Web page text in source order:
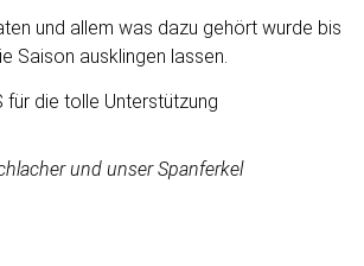
und allem was dazu gehört wurde bis
Saison ausklingen lassen.
für die tolle Unterstützung
und unser Spanferkel